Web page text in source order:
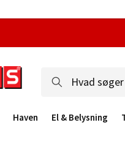
Haven El & Belysning